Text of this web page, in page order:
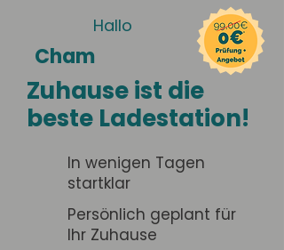
Hallo
Cham
Zuhause ist die
beste Ladestation!
In wenigen Tagen
startklar
Persönlich geplant für
Ihr Zuhause